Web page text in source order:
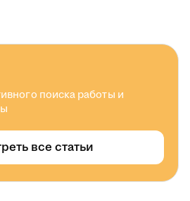
поиска работы и
все статьи